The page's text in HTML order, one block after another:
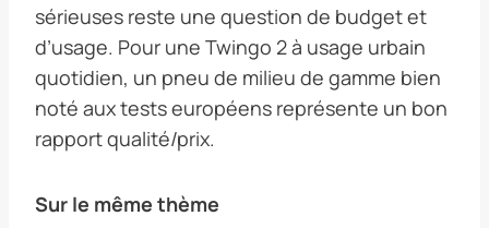
sérieuses reste une question de budget et
d’usage. Pour une Twingo 2 à usage urbain
quotidien, un pneu de milieu de gamme bien
noté aux tests européens représente un bon
rapport qualité/prix.
Sur le même thème